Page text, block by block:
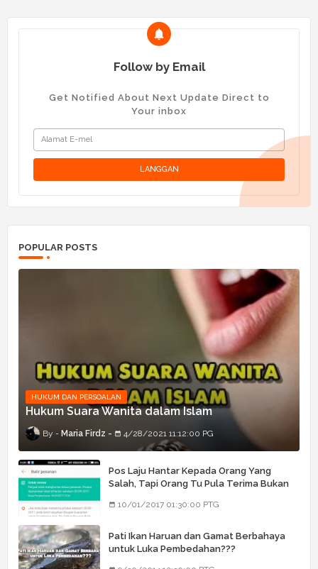
Follow by Email
Get Notified About Next Update Direct to
Your inbox
POPULAR POSTS
HUKUM DAN PERSOALAN
Hukum Suara Wanita dalam Islam
Maria Firdz 4/28/2021 11:12:00 PG
Pos Laju Hantar Kepada Orang Yang
Salah, Tapi Orang Tu Pula Terima Bukan
10/01/2017 01:30:00 PTG
Pati Ikan Haruan dan Gamat Berbahaya
untuk Luka Pembedahan???